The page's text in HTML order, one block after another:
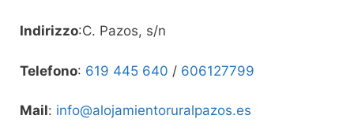
Indirizzo:C. Pazos, s/n
Telefono: 619 445 640 / 606127799
Mail: info@alojamientoruralpazos.es